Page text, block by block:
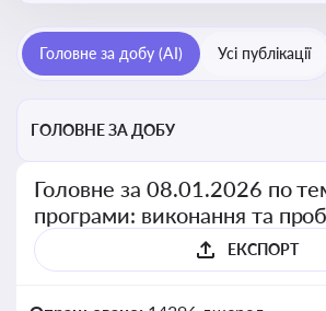
Головне за добу (AI) Усі публікації
ГОЛОВНЕ ЗА ДОБУ
Головне за 08.01.2026 по
програми: виконання та
ЕКСПОРТ